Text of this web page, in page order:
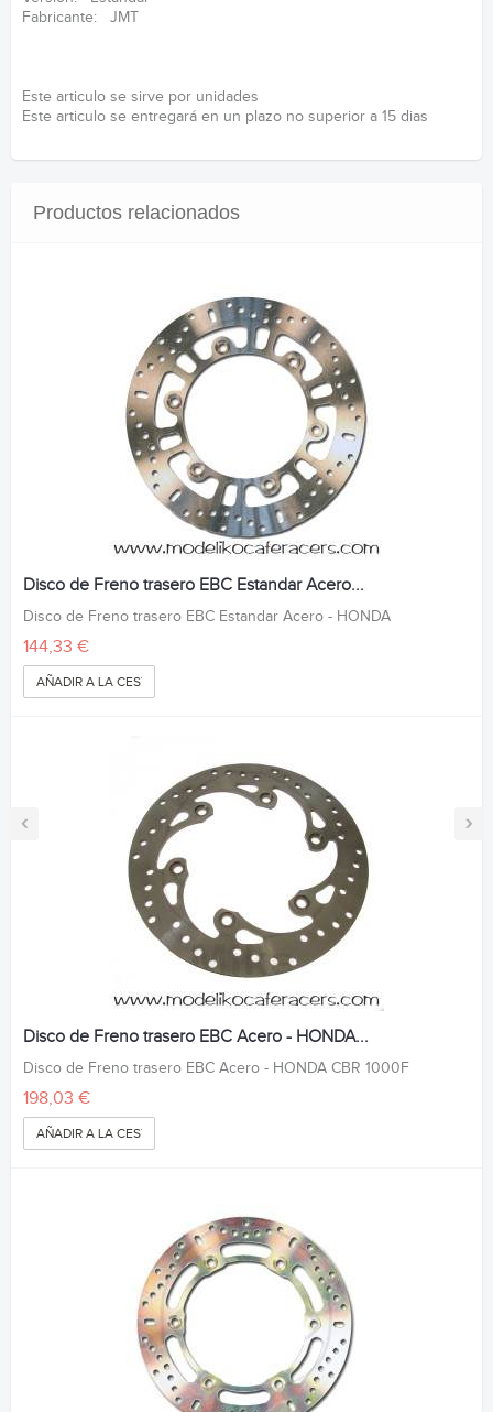
Fabricante: JMT
Este articulo se sirve por unidades
Este articulo se entregará en un plazo no superior a 15 dias
Productos relacionados
‹ ›
Disco de Freno trasero EBC Estandar Acero...
Disco de Freno trasero EBC Estandar Acero - HONDA
144,33 €
AÑADIR A LA CESTA
Disco de Freno trasero EBC Acero - HONDA...
Disco de Freno trasero EBC Acero - HONDA CBR 1000F
198,03 €
AÑADIR A LA CESTA